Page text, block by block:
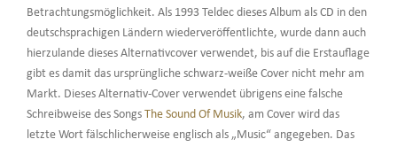
Betrachtungsmöglichkeit. Als 1993 Teldec dieses Album als CD in den
deutschsprachigen Ländern wiederveröffentlichte, wurde dann auch
hierzulande dieses Alternativcover verwendet, bis auf die Erstauflage
gibt es damit das ursprüngliche schwarz-weiße Cover nicht mehr am
Markt. Dieses Alternativ-Cover verwendet übrigens eine falsche
Schreibweise des Songs The Sound Of Musik, am Cover wird das
letzte Wort fälschlicherweise englisch als „Music“ angegeben. Das